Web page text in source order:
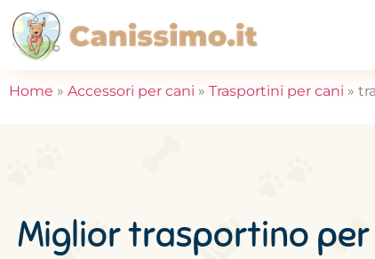
Home » Accessori per cani » Trasportini per cani »
Miglior trasportino